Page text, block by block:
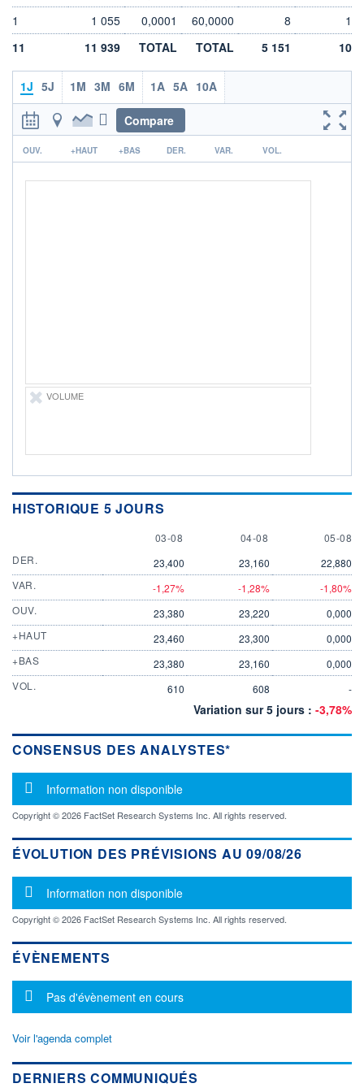
0,00 EUR -
PROCHAIN
DIVIDENDE
ÉLIGIBILITÉ
Non éligible
Boursobank
+ PORTEFEUILLE
1
1 055 0,0001 60,0000 8
1
11
11 939 TOTAL TOTAL 5 151 10
1J 5J 1M 3M 6M 1A 5A 10A
Compare
r
OUV. +HAUT +BAS DER. VAR. VOL.
VOLUME
HISTORIQUE 5 JOURS
3 AUGUST
03-08 4 AUGUST
04-08 5
05-08
DER.
23,400 23,160
22,880
VAR.
-1,27% -1,28%
-1,80%
OUV.
23,380 23,220
0,000
+HAUT
23,460 23,300
0,000
+BAS
23,380 23,160
0,000
VOL.
610 608 -
Variation sur 5 jours : -3,78%
CONSENSUS DES ANALYSTES*
Message d'information
Information non disponible
Copyright © 2026 FactSet Research Systems Inc. All rights reserved.
ÉVOLUTION DES PRÉVISIONS AU 09/08/26
Message d'information
Information non disponible
Copyright © 2026 FactSet Research Systems Inc. All rights reserved.
ÉVÈNEMENTS
Message d'information
Pas d'évènement en cours
Voir l'agenda complet
DERNIERS COMMUNIQUÉS